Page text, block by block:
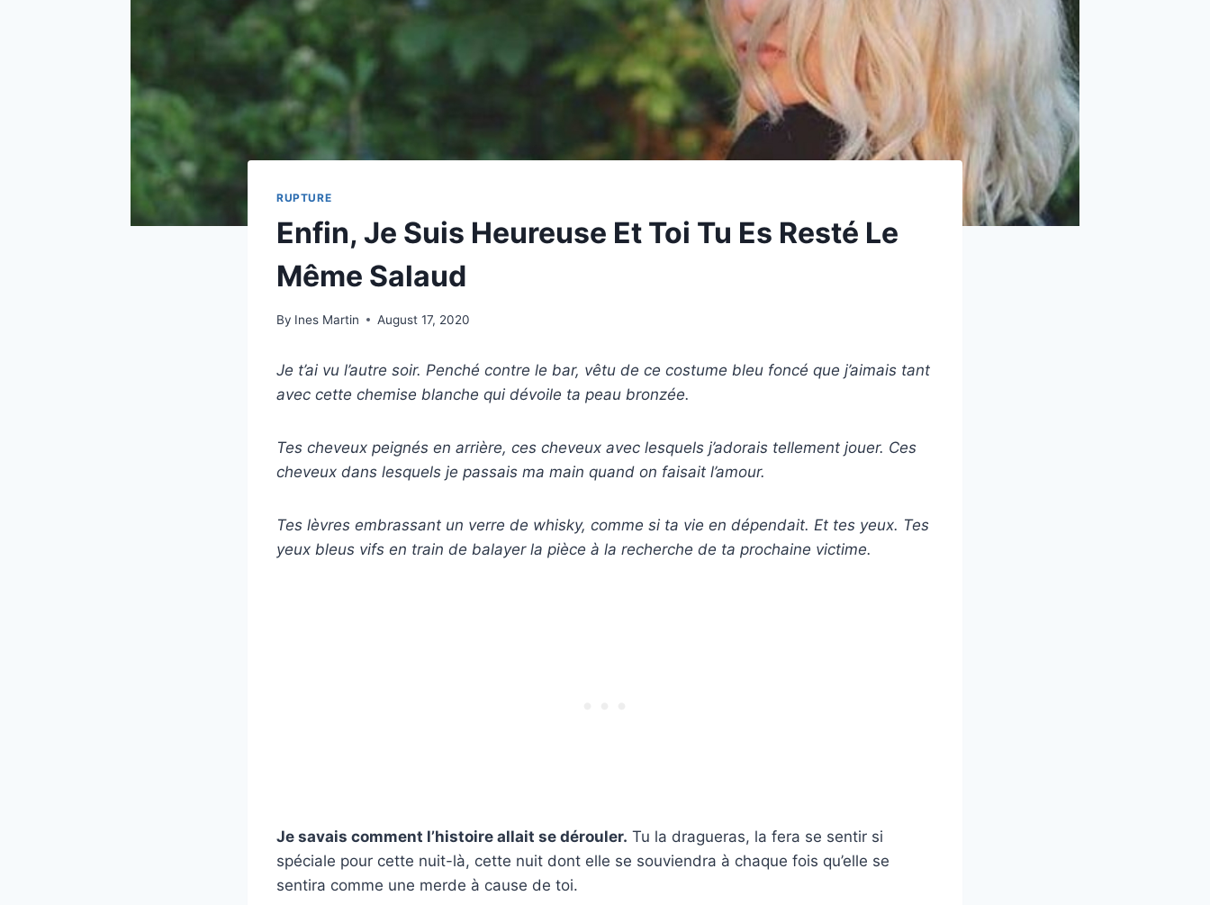
RUPTURE
Enfin, Je Suis Heureuse Et Toi Tu Es Resté Le
Même Salaud
By Ines Martin August 17, 2020
Je t’ai vu l’autre soir. Penché contre le bar, vêtu de ce costume bleu foncé que j’aimais tant
avec cette chemise blanche qui dévoile ta peau bronzée.
Tes cheveux peignés en arrière, ces cheveux avec lesquels j’adorais tellement jouer. Ces
cheveux dans lesquels je passais ma main quand on faisait l’amour.
Tes lèvres embrassant un verre de whisky, comme si ta vie en dépendait. Et tes yeux. Tes
yeux bleus vifs en train de balayer la pièce à la recherche de ta prochaine victime.
Je savais comment l’histoire allait se dérouler. Tu la dragueras, la fera se sentir si
spéciale pour cette nuit-là, cette nuit dont elle se souviendra à chaque fois qu’elle se
sentira comme une merde à cause de toi.